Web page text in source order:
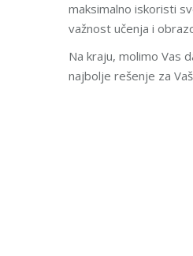
maksimalno iskoristi
važnost učenja i
Na kraju, molimo Vas
najbolje rešenje za